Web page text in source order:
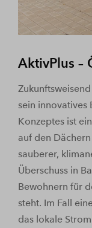
AktivPlus –
sein innovatives
Konzeptes ist
auf den
sauberer,
Überschuss in
Bewohnern für
steht. Im Fall
das lokale